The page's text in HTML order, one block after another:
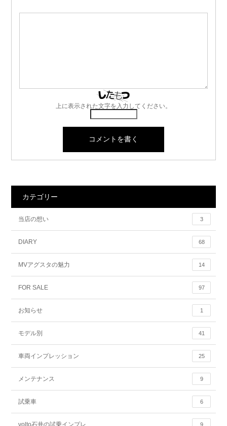
上に表示された文字を入力してください。
カテゴリー
当店の想い 3
DIARY 68
MVアグスタの魅力 14
FOR SALE 97
お知らせ 1
モデル別 41
車両インプレッション 25
メンテナンス 9
試乗車 6
volto石井の試乗インプレ 9